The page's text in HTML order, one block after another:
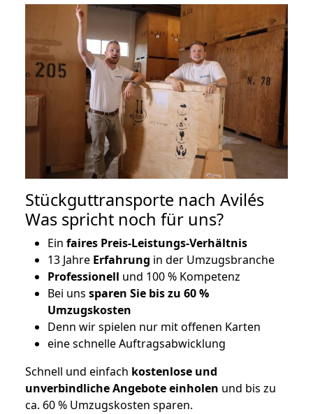
Stückguttransporte nach Avilés
Was spricht noch für uns?
Ein faires Preis-Leistungs-Verhältnis
13 Jahre Erfahrung in der Umzugsbranche
Professionell und 100 % Kompetenz
Bei uns sparen Sie bis zu 60 %
Umzugskosten
Denn wir spielen nur mit offenen Karten
eine schnelle Auftragsabwicklung
Schnell und einfach kostenlose und
unverbindliche Angebote einholen und bis zu
ca. 60 % Umzugskosten sparen.